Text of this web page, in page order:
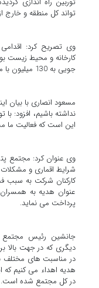
تواند کل منطقه و خارج
وی تصریح کرد: اقدامی
کارخانه و محیط زیست
جویی به 130 میلیون با مقدار تولید بیشتر رسیده است.
مسعود انصاری با بیان
نداشته باشیم، افزود:
این است که فعالیت ما
وی عنوان کرد: مجتمع
شرایط اقماری و
کارکنان شرکت به سبب
عنوان هدیه به همسران
پرداخت می نماید.
جانشین رئیس مجتمع
دیگری که در جهت بالا
در مناسبت های مختلف
هدیه اهداء می کنیم
در کل مجتمع شده است.